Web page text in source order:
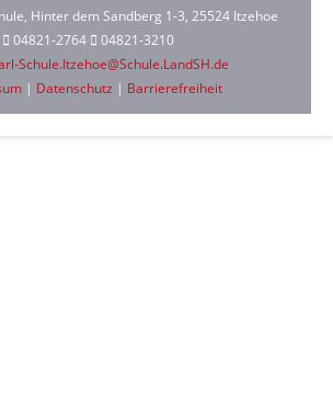
Hinter dem Sandberg 1-3, 25524 Itzehoe
04821-2764
04821-3210
Schule.Itzehoe@Schule.LandSH.de
| Datenschutz | Barrierefreiheit